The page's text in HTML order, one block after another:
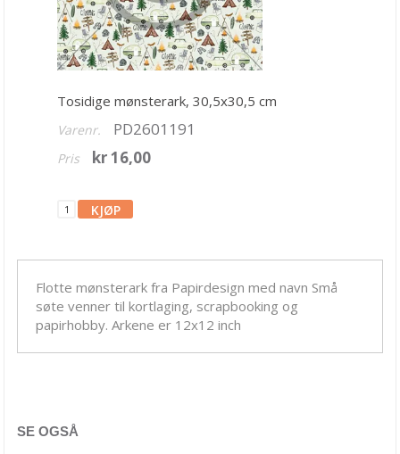
6x6 & 6x8 inch blokker
8x8 inch & A4 blokker
Diverse
American Craft
Bella Blvd
Bella Luna
Bo Bunny
Ciao Bella
Tosidige mønsterark, 30,5x30,5 cm
Varenr. PD2601191
Pris kr 16,00
Flotte mønsterark fra Papirdesign med navn Små
søte venner til kortlaging, scrapbooking og
papirhobby. Arkene er 12x12 inch
SE OGSÅ